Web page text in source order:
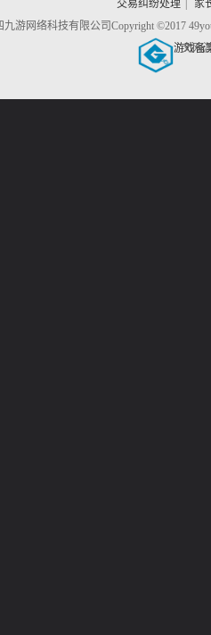
交易纠纷处理
家
九游网络科技有限公司 Copyright ©2017
游戏备
文网